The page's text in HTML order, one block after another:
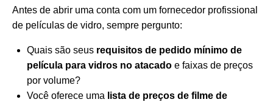
Antes de abrir uma conta com um fornecedor profissional
de películas de vidro, sempre pergunto:
Quais são seus requisitos de pedido mínimo de
película para vidros no atacado e faixas de preços
por volume?
Você oferece uma lista de preços de filme de